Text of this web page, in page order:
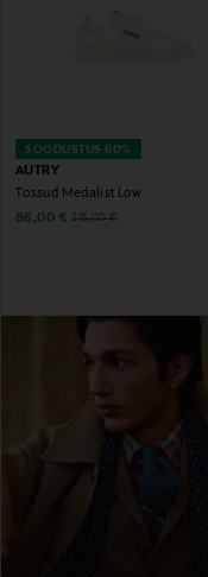
SOODUSTUS 60%
AUTRY
Tossud Medalist Low
Discounted Price
86,00 € Original Price
215,00 €